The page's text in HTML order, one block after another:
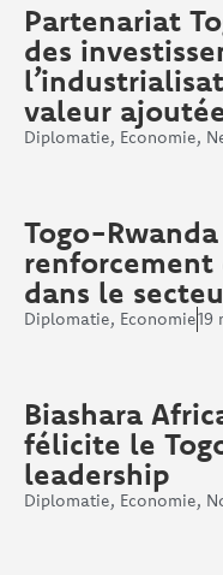
Partenariat
des
valeur
Diplomatie, Economie,
Togo-
dans le
Diplomatie, Economie19
Biashara
félicite le
leadership
Diplomatie, Economie,